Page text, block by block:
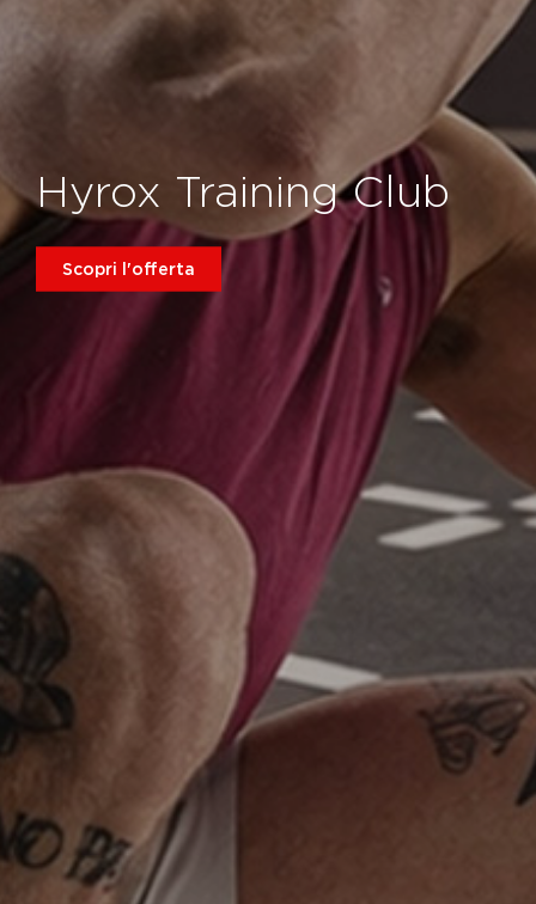
Hyrox Training Club
Scopri l'offerta